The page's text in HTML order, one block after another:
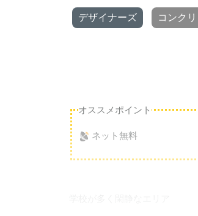
デザイナーズ コンクリ
オススメポイント
ネット無料